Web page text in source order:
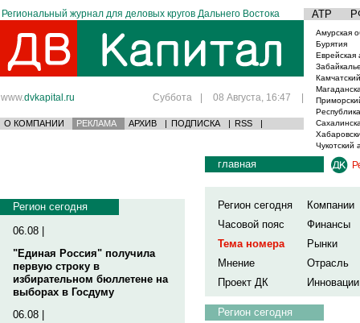
Региональный журнал для деловых кругов Дальнего Востока АТР
www.dvkapital.ru Суббота | 08 Августа, 16:47 |
О КОМПАНИИ РЕКЛАМА АРХИВ | ПОДПИСКА | RSS |
Амурская
Бурятия
Еврейская
Чукотский
Регион сегодня
06.08 |
"Единая Россия" получила
первую строку в
избирательном бюллетене на
выборах в Госдуму
06.08 |
главная
Регион сегодня
Компании
Часовой пояс
Финансы
Тема номера
Рынки
Мнение
Отрасль
Проект ДК
Инновации
Регион сегодня